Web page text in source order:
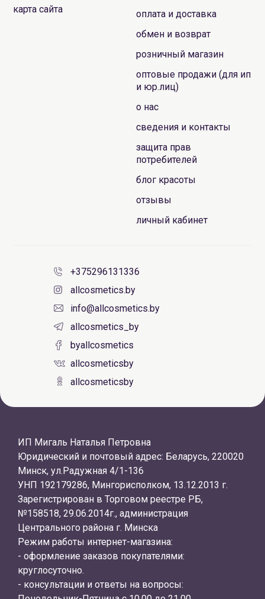
карта сайта
оплата и доставка
обмен и возврат
розничный магазин
оптовые продажи (для ип
и юр.лиц)
о нас
сведения и контакты
защита прав
потребителей
блог красоты
отзывы
личный кабинет
+375296131336
allcosmetics.by
info@allcosmetics.by
allcosmetics_by
byallcosmetics
allcosmeticsby
allcosmeticsby
ИП Мигаль Наталья Петровна
Юридический и почтовый адрес: Беларусь, 220020
Минск, ул.Радужная 4/1-136
УНП 192179286, Мингорисполком, 13.12.2013 г.
Зарегистрирован в Торговом реестре РБ,
№158518, 29.06.2014г., администрация
Центрального района г. Минска
Режим работы интернет-магазина:
- оформление заказов покупателями:
круглосуточно.
- консультации и ответы на вопросы: